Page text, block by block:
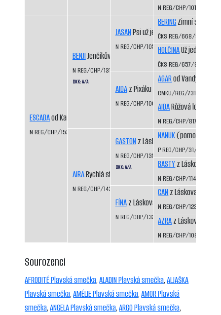
ESCADAod Kamenité říčky
N REG/CHP/1523/09/11
BENJIJenčíkův les
N REG/CHP/1310/03/05
DKK: A/A
AIRARychlá stopa
N REG/CHP/1435/07/09
JASANPsi už jedou
N REG/CHP/1050/98/99
AIDAz Pixáku
N REG/CHP/1066/98/99
GASTONz Láskova
N REG/CHP/1354/04/06
DKK: A/A
FÍNAz Láskova
N REG/CHP/1325/03/05
N REG/CHP/1015/97/99
BERINGZimní sen CS
ČKS REG/668/92/94
HOLČINAUž jedou CS
ČKS REG/657/92/93
AGARod Vandy z Hájů
CMKU/REG/731/93/95
AIDARůžová louka
N REG/CHP/817/94/96
NANUK(pomocný
P REG/CHP/31/99/01
BASTYz Láskova
N REG/CHP/1141/99/01
CANz Láskova
N REG/CHP/1233/01/03
AZRAz Láskova
N REG/CHP/1085/98/
Sourozenci
AFRODITÉ Plavská smečka,ALADIN Plavská smečka,ALJAŠKA
Plavská smečka,AMÉLIE Plavská smečka,AMOR Plavská
smečka,ANGELA Plavská smečka,ARGO Plavská smečka,